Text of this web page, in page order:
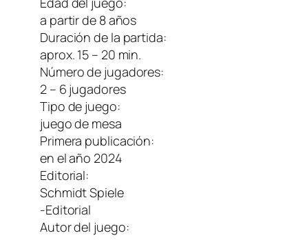
a partir de 8 años
Duración de la partida:
aprox. 15 – 20 min.
Número de jugadores:
2 – 6 jugadores
Tipo de juego:
juego de mesa
Primera publicación:
en el año 2024
Editorial:
Schmidt Spiele
-Editorial
Autor del juego: